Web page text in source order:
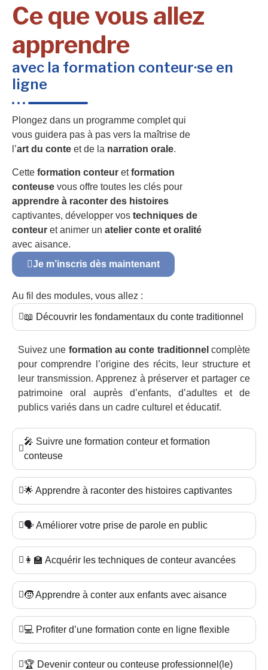
Ce que vous allez
apprendre
avec la formation conteur·se en
ligne
Plongez dans un programme complet qui
vous guidera pas à pas vers la maîtrise de
l’art du conte et de la narration orale.
Cette formation conteur etformation
conteuse vous offre toutes les clés pour
apprendre à raconter des histoires
captivantes, développer vos techniques de
conteur et animer un atelier conte et oralité
avec aisance.
Je m’inscris dès maintenant
Au fil des modules, vous allez :
📖 Découvrir les fondamentaux du conte traditionnel
Suivez une formation au conte traditionnel complète
pour comprendre l’origine des récits, leur structure et
leur transmission. Apprenez à préserver et partager ce
patrimoine oral auprès d’enfants, d’adultes et de
publics variés dans un cadre culturel et éducatif.
🎤 Suivre une formation conteur et formation
conteuse
🌟 Apprendre à raconter des histoires captivantes
🗣️ Améliorer votre prise de parole en public
👩‍🏫 Acquérir les techniques de conteur avancées
🧒 Apprendre à conter aux enfants avec aisance
💻 Profiter d’une formation conte en ligne flexible
🏆 Devenir conteur ou conteuse professionnel(le)